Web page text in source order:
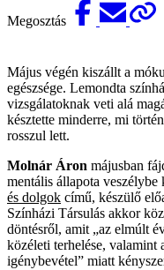
Megosztás
Május végén kiszállt a
egészsége. Lemondta
vizsgálatoknak veti alá
késztette minderre, mi
rosszul lett.
Molnár Áron májusban
mentális állapota
és dolgok című, készülő
Színházi Társulás akkor
döntésről, amit „az elmúlt
közéleti terhelése,
igénybevétel” miatt